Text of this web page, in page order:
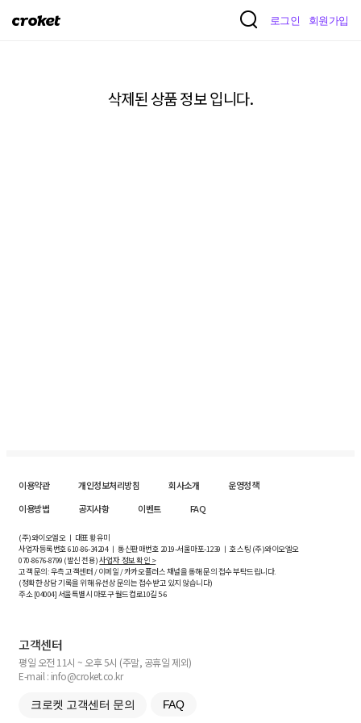
크
로그인 회원가입
삭제된 상품 정보 입니다.
이용약관 개인정보처리방침 회사소개
운영정책
이용방법
공지사항 이벤트 FAQ
(주)와이오엘오 ㅣ 대표 황유미
사업자등록번호610-86-34204ㅣ 통신판매번호 2019-서울마포-1239 ㅣ 호스팅 (주)와이오엘오
070-8676-8799 (발신 전용)사업자 정보 확인 >
고객 문의: 우측 고객센터 / 이메일 / 카카오플러스 채널을 통해 문의 접수 부탁드립니다.
(정확한 상담 기록을 위해 유선상 문의는 접수받고 있지 않습니다)
주소 [04004] 서울특별시 마포구 월드컵로10길5-6
고객센터
평일 오전 11시 ~ 오후 5시 (주말, 공휴일 제외)
E-mail : info@croket.co.kr
크로켓 고객센터 문의 FAQ